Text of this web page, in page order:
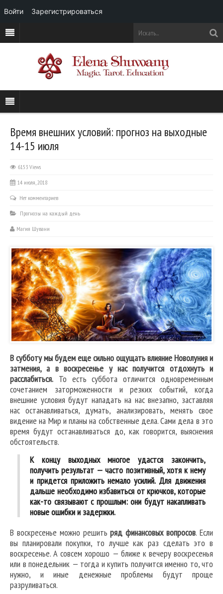
Время внешних условий: прогноз на выходные
14-15 июля
6153 Views
14 июля, 2018
Нет комментариев
Прогнозы на каждый день
Магия Шувани
В субботу мы будем еще сильно ощущать влияние Новолуния и
затмения, а в воскресенье у нас получится отдохнуть и
расслабиться. То есть суббота отличится одновременным
сочетанием заторможенности и резких событий, когда
внешние условия будут нападать на нас внезапно, заставляя
нас останавливаться, думать, анализировать, менять свое
видение на Мир и планы на собственные дела. Сами дела в это
время будут останавливаться до, как говорится, выяснения
обстоятельств.
К концу выходных многое удастся закончить,
получить результат — часто позитивный, хотя к нему
и придется приложить немало усилий. Для движения
дальше необходимо избавиться от крючков, которые
как-то связывают с прошлым: они будут накапливать
новые ошибки и задержки.
В воскресенье можно решитьряд финансовых вопросов. Если
вы планировали покупки, то лучше как раз сделать это в
воскресенье. А совсем хорошо — ближе к вечеру воскресенья
или в понедельник — тогда и купить получится именно то, что
нужно, и иные денежные проблемы будут проще
разруливаться.
Войти Зарегистрироваться